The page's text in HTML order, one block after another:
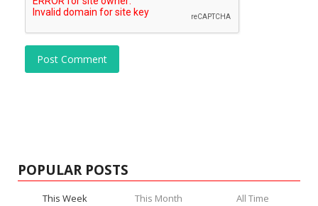
Post Comment
POPULAR POSTS
This Week This Month All Time